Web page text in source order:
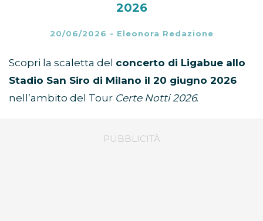
2026
20/06/2026 - Eleonora Redazione
Scopri la scaletta del concerto di Ligabue allo
Stadio San Siro di Milano il 20 giugno 2026
nell’ambito del Tour Certe Notti 2026.